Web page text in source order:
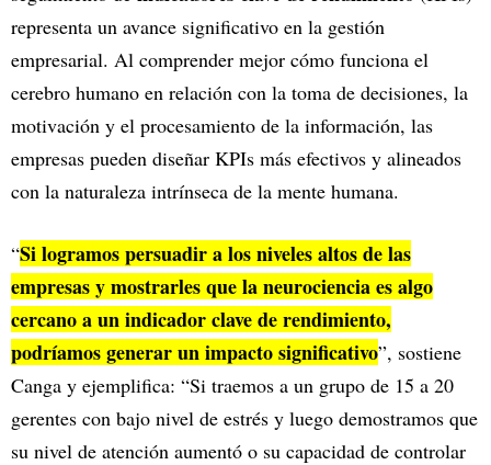
representa un avance significativo en la gestión
empresarial. Al comprender mejor cómo funciona el
cerebro humano en relación con la toma de decisiones, la
motivación y el procesamiento de la información, las
empresas pueden diseñar KPIs más efectivos y alineados
con la naturaleza intrínseca de la mente humana.
“Si logramos persuadir a los niveles altos de las
empresas y mostrarles que la neurociencia es algo
cercano a un indicador clave de rendimiento,
podríamos generar un impacto significativo”, sostiene
Canga y ejemplifica: “Si traemos a un grupo de 15 a 20
gerentes con bajo nivel de estrés y luego demostramos que
su nivel de atención aumentó o su capacidad de controlar